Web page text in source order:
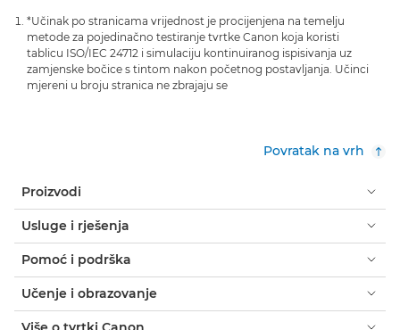
*Učinak po stranicama vrijednost je procijenjena na temelju
metode za pojedinačno testiranje tvrtke Canon koja koristi
tablicu ISO/IEC 24712 i simulaciju kontinuiranog ispisivanja uz
zamjenske bočice s tintom nakon početnog postavljanja. Učinci
mjereni u broju stranica ne zbrajaju se
Povratak na vrh
Proizvodi
Usluge i rješenja
Pomoć i podrška
Učenje i obrazovanje